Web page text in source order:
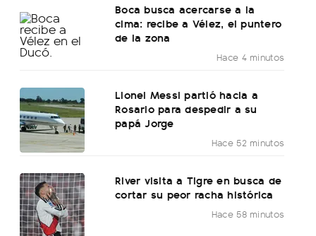
Boca busca acercarse a la
cima: recibe a Vélez, el puntero
de la zona
Hace 4 minutos
Lionel Messi partió hacia a
Rosario para despedir a su
papá Jorge
Hace 52 minutos
River visita a Tigre en busca de
cortar su peor racha histórica
Hace 58 minutos